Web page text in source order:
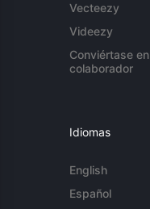
Vecteezy
Videezy
Conviértase en
colaborador
Idiomas
English
Español